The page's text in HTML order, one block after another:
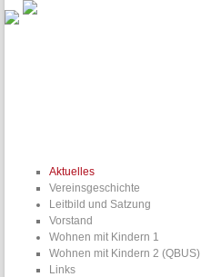
Aktuelles
Vereinsgeschichte
Leitbild und Satzung
Vorstand
Wohnen mit Kindern 1
Wohnen mit Kindern 2 (QBUS)
Links